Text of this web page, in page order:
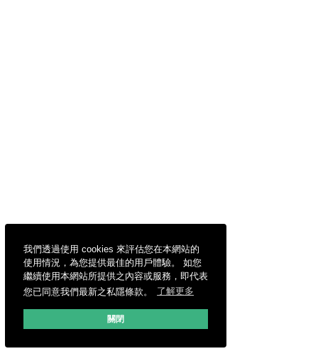
我們透過使用 cookies 來評估您在本網站的
使用情況，為您提供最佳的用戶體驗。 如您
繼續使用本網站所提供之內容或服務，即代表
您已同意我們最新之私隱條款。
了解更多
關閉